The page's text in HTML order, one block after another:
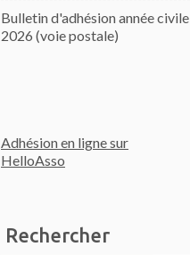
Bulletin d'adhésion année civile
2026 (voie postale)
Adhésion en ligne sur
HelloAsso
Rechercher